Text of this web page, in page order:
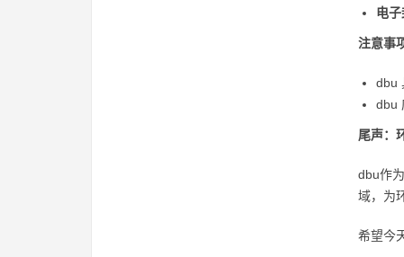
电
注意事
dbu
dbu
尾声：
dbu作
域，为
希望今